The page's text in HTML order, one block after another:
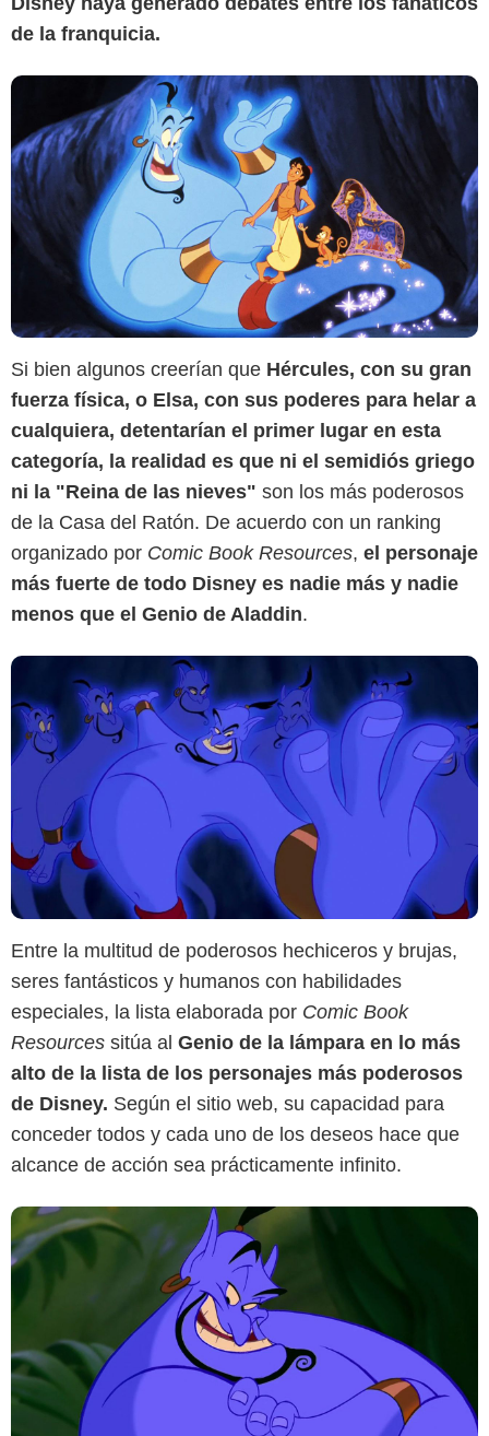
de la franquicia.
Si bien algunos creerían que Hércules, con su gran
fuerza física, o Elsa, con sus poderes para helar a
cualquiera, detentarían el primer lugar en esta
categoría, la realidad es que ni el semidiós griego
ni la "Reina de las nieves" son los más poderosos
de la Casa del Ratón. De acuerdo con un ranking
organizado por Comic Book Resources, el personaje
más fuerte de todo Disney es nadie más y nadie
menos que el Genio de Aladdin.
Disney
Entre la multitud de poderosos hechiceros y brujas,
seres fantásticos y humanos con habilidades
especiales, la lista elaborada por Comic Book
Resources sitúa al Genio de la lámpara en lo más
alto de la lista de los personajes más poderosos
de Disney. Según el sitio web, su capacidad para
conceder todos y cada uno de los deseos hace que
alcance de acción sea prácticamente infinito.
Disney